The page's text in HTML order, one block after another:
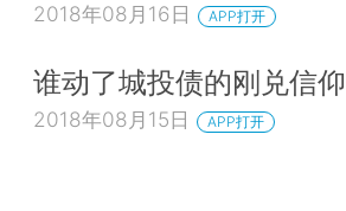
2018年08月16日 APP打开
谁动了城投债的刚兑信
2018年08月15日 APP打开